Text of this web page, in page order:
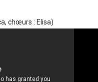
chœurs : Elisa)